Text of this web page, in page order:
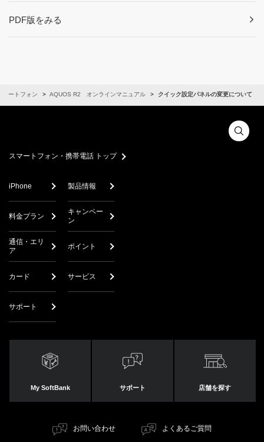
PDF版をみる
マートフォン AQUOS R2 オンラインマニュアル クイック設定パネルの変更について
スマートフォン・携帯電話 トップ
iPhone 製品情報
料金プラン
キャンペー
ン
通信・エリ
ア
ポイント
カード サービス
サポート
My SoftBank サポート 店舗を探す
お問い合わせ よくあるご質問